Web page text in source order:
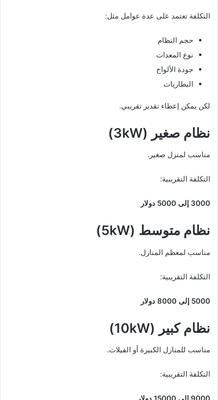
التكلفة تعتمد على عدة عوامل مثل:
حجم النظام
نوع المعدات
جودة الألواح
البطاريات
لكن يمكن إعطاء تقدير تقريبي.
نظام صغير (3kW)
مناسب لمنزل صغير.
التكلفة التقريبية:
3000 إلى 5000 دولار
نظام متوسط (5kW)
مناسب لمعظم المنازل.
التكلفة التقريبية:
5000 إلى 8000 دولار
نظام كبير (10kW)
مناسب للمنازل الكبيرة أو الفيلات.
التكلفة التقريبية: